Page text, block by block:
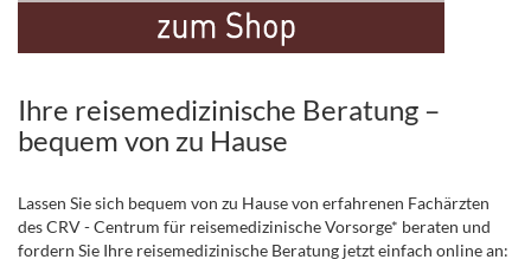
Ihre reisemedizinische Beratung –
bequem von zu Hause
Lassen Sie sich bequem von zu Hause von erfahrenen Fachärzten
des CRV - Centrum für reisemedizinische Vorsorge* beraten und
fordern Sie Ihre reisemedizinische Beratung jetzt einfach online an: